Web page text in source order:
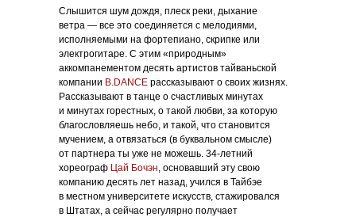
Слышится шум дождя, плеск реки, дыхание
ветра — все это соединяется с мелодиями,
исполняемыми на фортепиано, скрипке или
электрогитаре. С этим «природным»
аккомпанементом десять артистов тайваньской
компании B.DANCE рассказывают о своих жизнях.
Рассказывают в танце о счастливых минутах
и минутах горестных, о такой любви, за которую
благословляешь небо, и такой, что становится
мучением, а отвязаться (в буквальном смысле)
от партнера ты уже не можешь. 34-летний
хореограф Цай Бочэн, основавший эту свою
компанию десять лет назад, учился в Тайбэе
в местном университете искусств, стажировался
в Штатах, а сейчас регулярно получает